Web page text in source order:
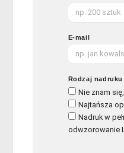
E-mail
Rodzaj nadruku
Nie znam
Najtańsza
Nadruk w
odwzorowanie